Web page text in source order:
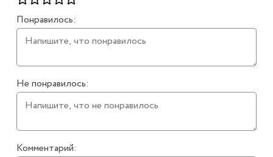
Понравилось:
Не понравилось:
Комментарий: